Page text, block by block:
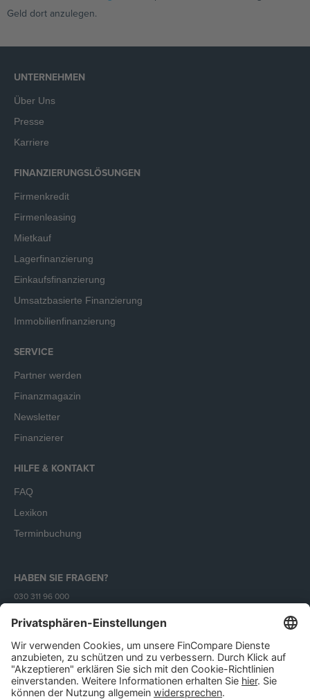
Geld dort anzulegen.
UNTERNEHMEN
Über Uns
Presse
Karriere
FINANZIERUNGSLÖSUNGEN
Firmenkredit
Firmenleasing
Mietkauf
Lagerfinanzierung
Einkaufsfinanzierung
Umsatzbasierte Finanzierung
Immobilienfinanzierung
SERVICE
Partner werden
Finanzmagazin
Newsletter
Finanzierer
HILFE & KONTAKT
FAQ
Lexikon
Terminbuchung
HABEN SIE FRAGEN?
030 311 96 000
Mo - Fr (9 - 18 Uhr)
Unser Angebot richtet sich ausschließlich an Unternehmen.